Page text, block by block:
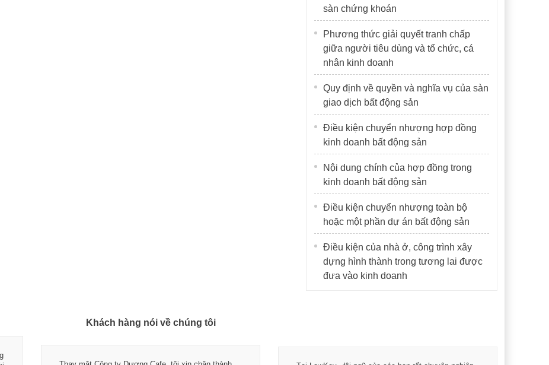
sàn chứng khoán
Phương thức giải quyết tranh chấp
giữa người tiêu dùng và tổ chức, cá
nhân kinh doanh
Quy định về quyền và nghĩa vụ của sàn
giao dịch bất động sản
Điều kiện chuyển nhượng hợp đồng
kinh doanh bất động sản
Nội dung chính của hợp đồng trong
kinh doanh bất động sản
Điều kiện chuyển nhượng toàn bộ
hoặc một phần dự án bất động sản
Điều kiện của nhà ở, công trình xây
dựng hình thành trong tương lai được
đưa vào kinh doanh
Khách hàng nói về chúng tôi